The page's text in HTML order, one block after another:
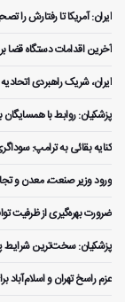
ایران: آمریکا تا رفتارش را
آخرین اقدامات دستگاه قضا
ایران، شریک راهبردی
پزشکیان: روابط با
کنایه بقائی به ترامپ:
ورود وزیر صنعت، معدن و
ضرورت بهره‌گیری از ظرفیت
پزشکیان: سخت‌ترین شرایط
عزم راسخ تهران و